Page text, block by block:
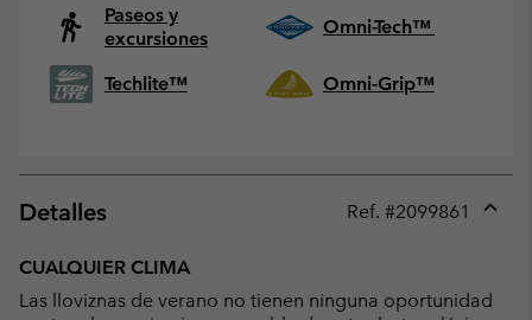
Paseos y
excursiones
Omni-Tech™
Techlite™ Omni-Grip™
Detalles Ref. #2099861
CUALQUIER CLIMA
Las lloviznas de verano no tienen ninguna oportunidad